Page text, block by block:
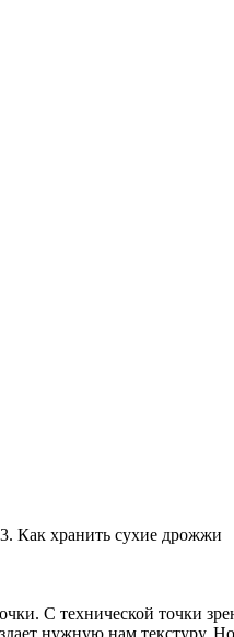
Как хранить сухие дрожжи
С технической точки